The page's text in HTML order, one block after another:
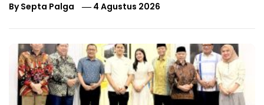
BySepta Palga 4 Agustus 2026